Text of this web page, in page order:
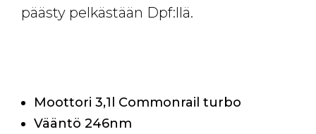
päästy pelkästään Dpf:llä.
Moottori 3,1l Commonrail turbo
Vääntö 246nm